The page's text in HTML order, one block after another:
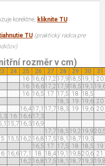
korektne, kliknite TU
TU (praktický radca pre
rozměr v cm)
24 25 26 27 28 29 30
31
16 16,617,2 17,9 18,5 19,1
20
16 16,617,2 17,9 18,5 19,1
16 16,5 17 17,5 18 18,5
18,3 19 19,6 20
16,4 17,1 17,7 18,3 19 19,6 20
16 16,617,3
15,7 16,316,9
17,7 18,5 19,2 19,9
15,5 16,2 16,8 17,5 18,1 18,7 19,3
16,5 17 17,5 18 18,5 19
16,617,1 18 18,4 19,1 19,820,6 21
16,2 16,8 17,5 18,1 18,7 19,3